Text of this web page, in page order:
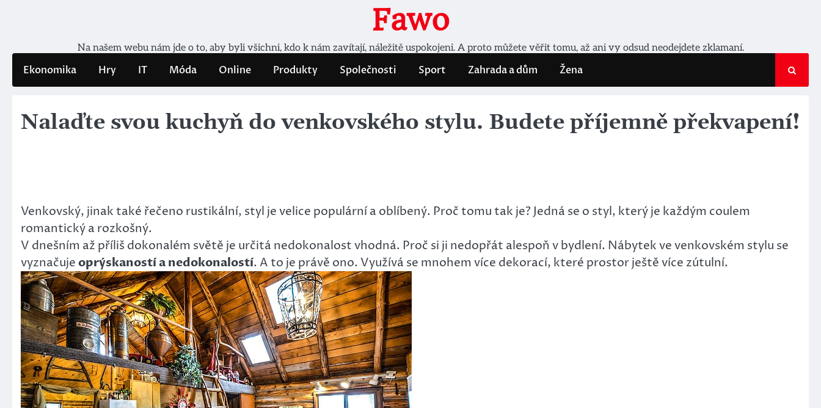
Fawo
Na našem webu nám jde o to, aby byli všichni, kdo k nám zavítají, náležitě uspokojeni. A proto můžete věřit tomu, až ani vy odsud neodejdete zklamaní.
Ekonomika Hry IT Móda Online Produkty Společnosti Sport Zahrada a dům Žena
Nalaďte svou kuchyň do venkovského stylu. Budete příjemně překvapení!
Venkovský, jinak také řečeno rustikální, styl je velice populární a oblíbený. Proč tomu tak je? Jedná se o styl, který je každým coulem
romantický a rozkošný.
V dnešním až příliš dokonalém světě je určitá nedokonalost vhodná. Proč si ji nedopřát alespoň v bydlení. Nábytek ve venkovském stylu se
vyznačujeoprýskaností a nedokonalostí. A to je právě ono. Využívá se mnohem více dekorací, které prostor ještě více zútulní.